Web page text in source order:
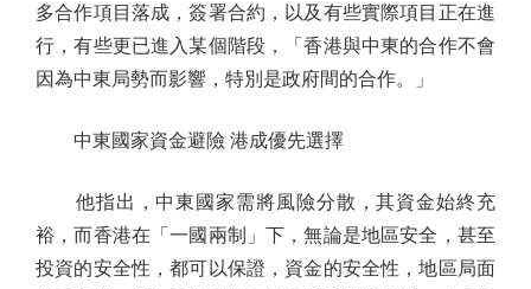
多合作項目落成，簽署合約，以及有些實際項目正在進
行，有些更已進入某個階段，「香港與中東的合作不會
因為中東局勢而影響，特別是政府間的合作。」
中東國家資金避險 港成優先選擇
他指出，中東國家需將風險分散，其資金始終充
裕，而香港在「一國兩制」下，無論是地區安全，甚至
投資的安全性，都可以保證，資金的安全性，地區局面